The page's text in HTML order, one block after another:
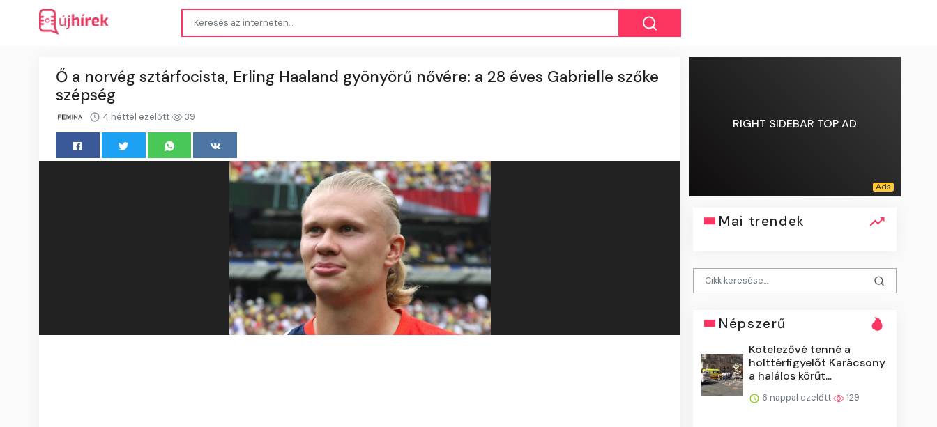
Ő a norvég sztárfocista, Erling Haaland gyönyörű nővére: a 28 éves Gabrielle szőke
szépség
4 héttel ezelőtt 39 RIGHT SIDEBAR TOP AD
Mai trendek
Népszerű
Kötelezővé tenné a
holttérfigyelőt Karácsony
a halálos körűt...
6 nappal ezelőtt 129